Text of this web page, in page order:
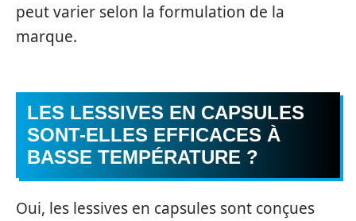
peut varier selon la formulation de la
marque.
LES LESSIVES EN CAPSULES
SONT-ELLES EFFICACES À
BASSE TEMPÉRATURE ?
Oui, les lessives en capsules sont conçues